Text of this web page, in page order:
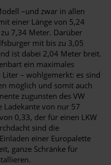
–und zwar in allen
einer Länge von 5,24
7,34 Meter. Darüber
mit bis zu 3,05
ist dabei 2,04 Meter breit.
ein maximales
– wohlgemerkt: es sind
möglich und somit auch
zugunsten des VW
Ladekante von nur 57
0,33, der für einen LKW
sind die
einer Europalette
ganze Schränke für